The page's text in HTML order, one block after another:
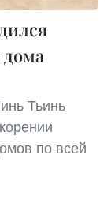
Тьинь
по всей